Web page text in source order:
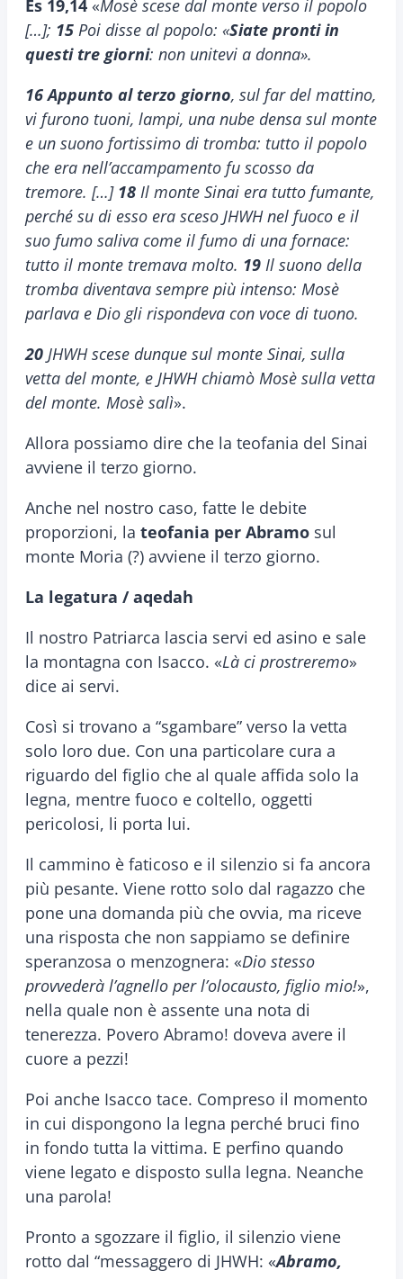
Es 19,14 «Mosè scese dal monte verso il popolo
[…]; 15 Poi disse al popolo: «Siate pronti in
questi tre giorni: non unitevi a donna».
16 Appunto al terzo giorno, sul far del mattino,
vi furono tuoni, lampi, una nube densa sul monte
e un suono fortissimo di tromba: tutto il popolo
che era nell’accampamento fu scosso da
tremore. […] 18 Il monte Sinai era tutto fumante,
perché su di esso era sceso JHWH nel fuoco e il
suo fumo saliva come il fumo di una fornace:
tutto il monte tremava molto. 19 Il suono della
tromba diventava sempre più intenso: Mosè
parlava e Dio gli rispondeva con voce di tuono.
20 JHWH scese dunque sul monte Sinai, sulla
vetta del monte, e JHWH chiamò Mosè sulla vetta
del monte. Mosè salì».
Allora possiamo dire che la teofania del Sinai
avviene il terzo giorno.
Anche nel nostro caso, fatte le debite
proporzioni, la teofania per Abramo sul
monte Moria (?) avviene il terzo giorno.
La legatura / aqedah
Il nostro Patriarca lascia servi ed asino e sale
la montagna con Isacco. «Là ci prostreremo»
dice ai servi.
Così si trovano a “sgambare” verso la vetta
solo loro due. Con una particolare cura a
riguardo del figlio che al quale affida solo la
legna, mentre fuoco e coltello, oggetti
pericolosi, li porta lui.
Il cammino è faticoso e il silenzio si fa ancora
più pesante. Viene rotto solo dal ragazzo che
pone una domanda più che ovvia, ma riceve
una risposta che non sappiamo se definire
speranzosa o menzognera: «Dio stesso
provvederà l’agnello per l’olocausto, figlio mio!»,
nella quale non è assente una nota di
tenerezza. Povero Abramo! doveva avere il
cuore a pezzi!
Poi anche Isacco tace. Compreso il momento
in cui dispongono la legna perché bruci fino
in fondo tutta la vittima. E perfino quando
viene legato e disposto sulla legna. Neanche
una parola!
Pronto a sgozzare il figlio, il silenzio viene
rotto dal “messaggero di JHWH: «Abramo,